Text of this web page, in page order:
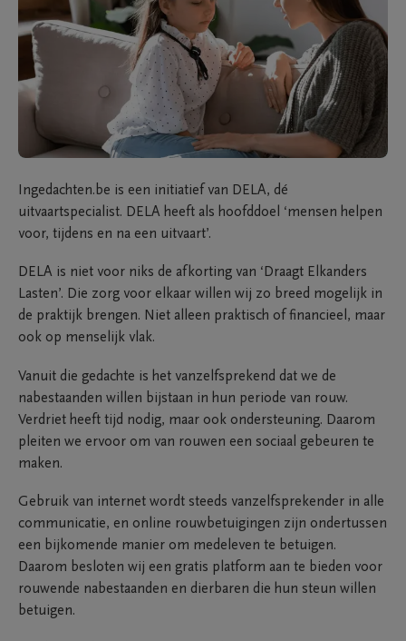
Ingedachten.be is een initiatief van DELA, dé
uitvaartspecialist. DELA heeft als hoofddoel ‘mensen helpen
voor, tijdens en na een uitvaart’.
DELA is niet voor niks de afkorting van ‘Draagt Elkanders
Lasten’. Die zorg voor elkaar willen wij zo breed mogelijk in
de praktijk brengen. Niet alleen praktisch of financieel, maar
ook op menselijk vlak.
Vanuit die gedachte is het vanzelfsprekend dat we de
nabestaanden willen bijstaan in hun periode van rouw.
Verdriet heeft tijd nodig, maar ook ondersteuning. Daarom
pleiten we ervoor om van rouwen een sociaal gebeuren te
maken.
Gebruik van internet wordt steeds vanzelfsprekender in alle
communicatie, en online rouwbetuigingen zijn ondertussen
een bijkomende manier om medeleven te betuigen.
Daarom besloten wij een gratis platform aan te bieden voor
rouwende nabestaanden en dierbaren die hun steun willen
betuigen.